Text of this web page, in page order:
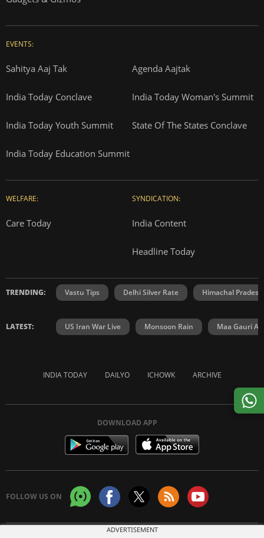
EVENTS:
Sahitya Aaj Tak Agenda Aajtak
India Today Conclave India Today Woman's Summit
India Today Youth Summit State Of The States Conclave
India Today Education Summit
WELFARE:
Care Today
SYNDICATION:
India Content
Headline Today
TRENDING: Vastu Tips Delhi Silver Rate Himachal
LATEST: US Iran War Live Monsoon Rain Maa Gauri
INDIA TODAY DAILYO ICHOWK ARCHIVE
DOWNLOAD APP
FOLLOW US ON
ADVERTISEMENT